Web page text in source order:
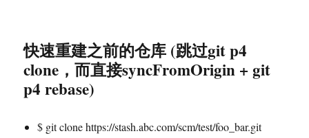
快速重建之前的仓库 (跳过git p4
clone，而直接syncFromOrigin + git
p4 rebase)
$ git clone https://stash.abc.com/scm/test/foo_bar.git